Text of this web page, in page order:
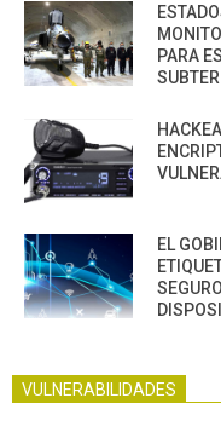
PARA
EL
VULNERABILIDADES